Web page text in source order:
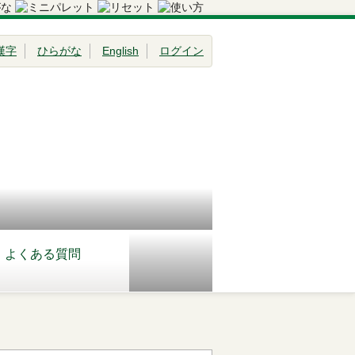
よくある質問
字 ひらがな English ログイン